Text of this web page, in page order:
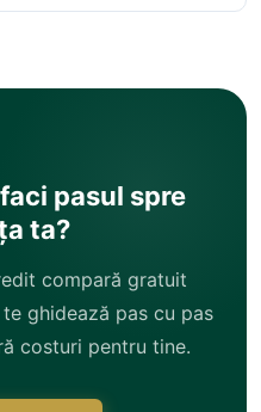
pasul spre
ta?
compară gratuit
ghidează pas cu pas
costuri pentru tine.